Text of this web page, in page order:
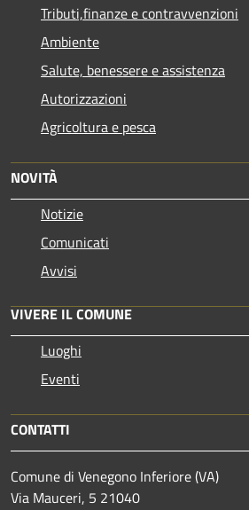
Tributi,finanze e contravvenzioni
Ambiente
Salute, benessere e assistenza
Autorizzazioni
Agricoltura e pesca
NOVITÀ
Notizie
Comunicati
Avvisi
VIVERE IL COMUNE
Luoghi
Eventi
CONTATTI
Comune di Venegono Inferiore (VA)
Via Mauceri, 5 21040